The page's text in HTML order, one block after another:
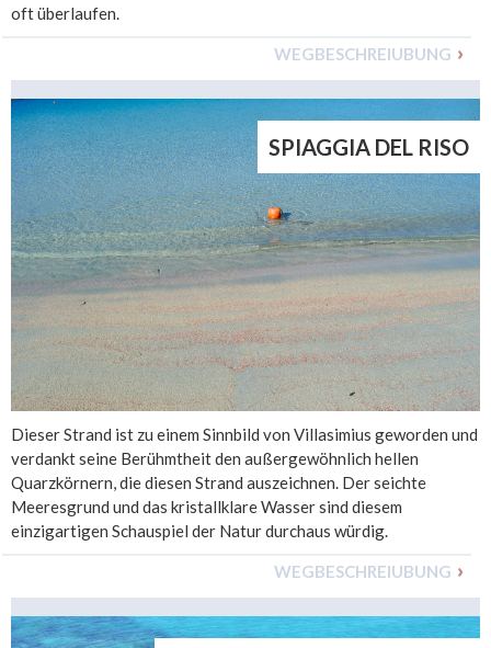
oft überlaufen.
WEGBESCHREIUBUNG
SPIAGGIA DEL RISO
Dieser Strand ist zu einem Sinnbild von Villasimius geworden und
verdankt seine Berühmtheit den außergewöhnlich hellen
Quarzkörnern, die diesen Strand auszeichnen. Der seichte
Meeresgrund und das kristallklare Wasser sind diesem
einzigartigen Schauspiel der Natur durchaus würdig.
WEGBESCHREIUBUNG